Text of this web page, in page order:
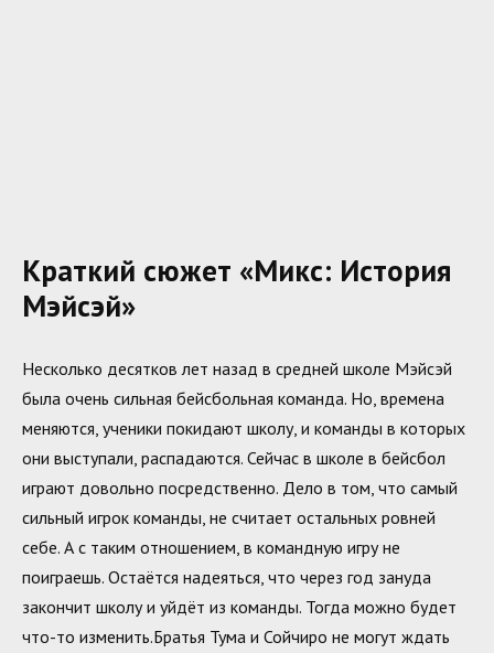
Краткий сюжет «Микс: История
Мэйсэй»
Несколько десятков лет назад в средней школе Мэйсэй
была очень сильная бейсбольная команда. Но, времена
меняются, ученики покидают школу, и команды в которых
они выступали, распадаются. Сейчас в школе в бейсбол
играют довольно посредственно. Дело в том, что самый
сильный игрок команды, не считает остальных ровней
себе. А с таким отношением, в командную игру не
поиграешь. Остаётся надеяться, что через год зануда
закончит школу и уйдёт из команды. Тогда можно будет
что-то изменить.Братья Тума и Сойчиро не могут ждать